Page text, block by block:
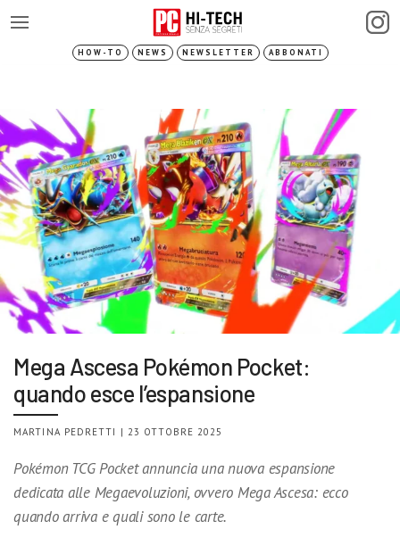
HOW-TO NEWS NEWSLETTER ABBONATI
Mega Ascesa Pokémon Pocket:
quando esce l’espansione
MARTINA PEDRETTI | 23 OTTOBRE 2025
Pokémon TCG Pocket annuncia una nuova espansione
dedicata alle Megaevoluzioni, ovvero Mega Ascesa: ecco
quando arriva e quali sono le carte.